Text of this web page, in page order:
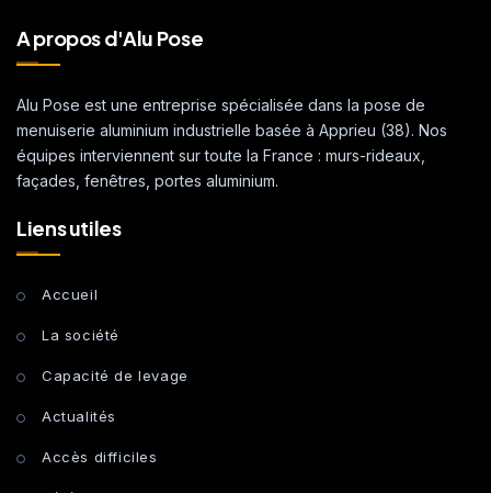
A propos d'Alu Pose
Alu Pose est une entreprise spécialisée dans la pose de
menuiserie aluminium industrielle basée à Apprieu (38). Nos
équipes interviennent sur toute la France : murs-rideaux,
façades, fenêtres, portes aluminium.
Liens utiles
Accueil
La société
Capacité de levage
Actualités
Accès difficiles